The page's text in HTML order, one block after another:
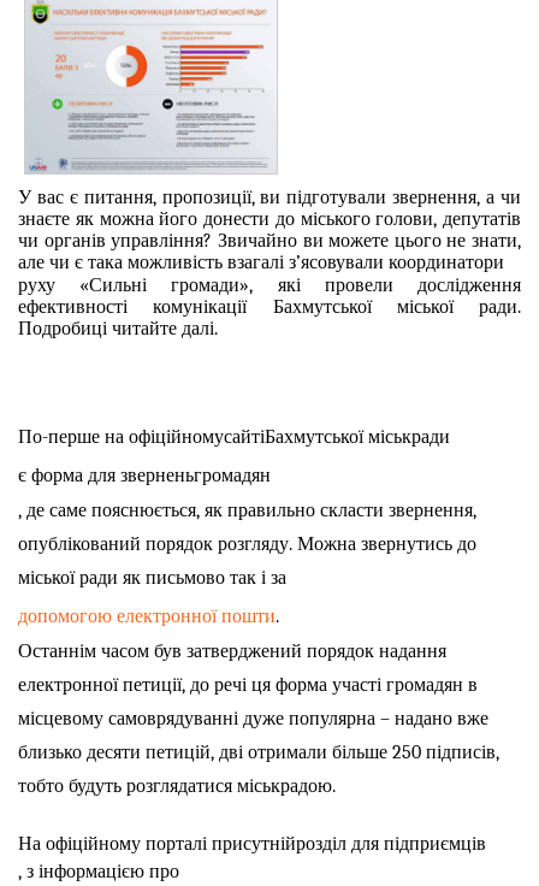
У вас є питання, пропозиції, ви підготували звернення, а чи
знаєте як можна його донести до міського голови, депутатів
чи органів управління? Звичайно ви можете цього не знати,
але чи є така можливість взагалі з’ясовували координатори
руху «Сильні громади», які провели дослідження
ефективності комунікації Бахмутської міської ради.
Подробиці читайте далі.
По-перше на офіційномусайтіБахмутської міськради
є форма для зверненьгромадян
, де саме пояснюється, як правильно скласти звернення,
опублікований порядок розгляду. Можна звернутись до
міської ради як письмово так і за
допомогою електронної пошти.
Останнім часом був затверджений порядок надання
електронної петиції, до речі ця форма участі громадян в
місцевому самоврядуванні дуже популярна – надано вже
близько десяти петицій, дві отримали більше 250 підписів,
тобто будуть розглядатися міськрадою.
На офіційному порталі присутнійрозділ для підприємців
, з інформацією про